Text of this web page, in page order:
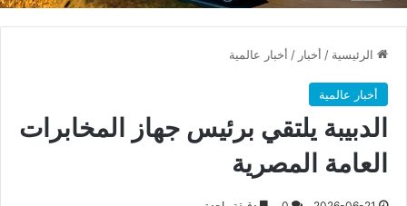
الرئيسية / أخبار / أخبار عالمية
أخبار عالمية
الدبيبة يلتقي برئيس جهاز المخابرات
العامة المصرية